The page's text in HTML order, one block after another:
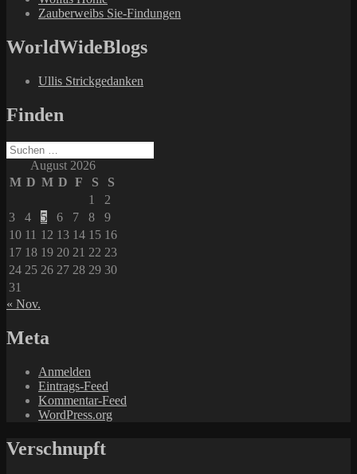
Zauberweibs Sie-Findungen
WorldWideBlogs
Ullis Strickgedanken
Finden
Suchen
nach:August 2026
M D M D F S
S
1
2
3
4 5 6 7 8
9
10 11 12 13 14 15 16
17 18 19 20 21 22 23
24 25 26 27 28 29 30
31
« Nov.
Meta
Anmelden
Eintrags-Feed
Kommentar-Feed
WordPress.org
Verschnupft